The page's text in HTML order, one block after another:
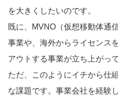
を大きくしたいのです。
既に、MVNO（仮想移動体通
事業や、海外からライセンス
アウトする事業が立ち上がっ
ただ、このようにイチから仕
な課題です。事業会社を経験